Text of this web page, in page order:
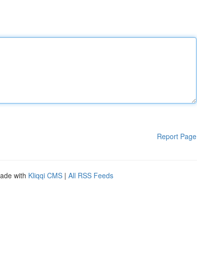
Report Page
with Kliqqi CMS | All RSS Feeds